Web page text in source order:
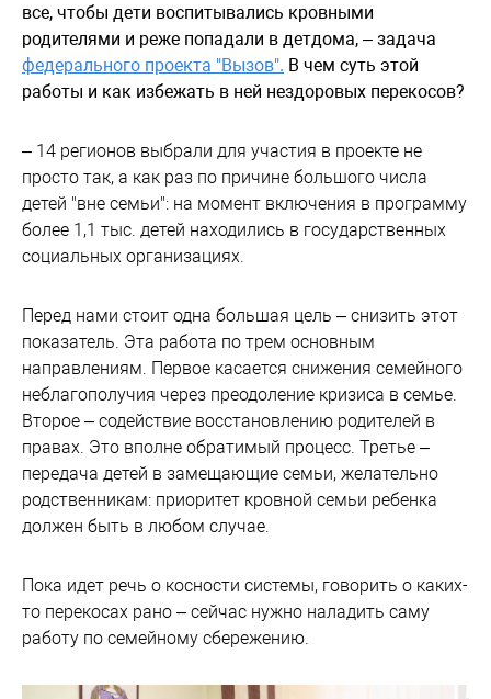
все, чтобы дети воспитывались кровными
родителями и реже попадали в детдома, – задача
федерального проекта "Вызов". В чем суть этой
работы и как избежать в ней нездоровых перекосов?
– 14 регионов выбрали для участия в проекте не
просто так, а как раз по причине большого числа
детей "вне семьи": на момент включения в программу
более 1,1 тыс. детей находились в государственных
социальных организациях.
Перед нами стоит одна большая цель – снизить этот
показатель. Эта работа по трем основным
направлениям. Первое касается снижения семейного
неблагополучия через преодоление кризиса в семье.
Второе – содействие восстановлению родителей в
правах. Это вполне обратимый процесс. Третье –
передача детей в замещающие семьи, желательно
родственникам: приоритет кровной семьи ребенка
должен быть в любом случае.
Пока идет речь о косности системы, говорить о каких-
то перекосах рано – сейчас нужно наладить саму
работу по семейному сбережению.